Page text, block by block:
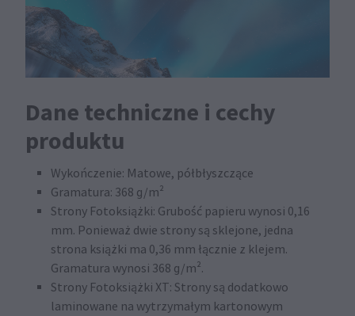
Dane techniczne i cechy
produktu
Wykończenie: Matowe, półbłyszczące
Gramatura: 368 g/m²
Strony Fotoksiążki: Grubość papieru wynosi 0,16
mm. Ponieważ dwie strony są sklejone, jedna
strona książki ma 0,36 mm łącznie z klejem.
Gramatura wynosi 368 g/m².
Strony Fotoksiążki XT: Strony są dodatkowo
laminowane na wytrzymałym kartonowym